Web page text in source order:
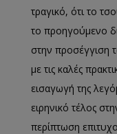
τραγικό, ότι το
το προηγούμενο
στην
με τις καλές
εισαγωγή της
ειρηνικό τέλος
περίπτωση